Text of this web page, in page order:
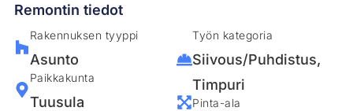
Remontin tiedot
Rakennuksen tyyppi
Asunto
Paikkakunta
Tuusula
Työn kategoria
Siivous/Puhdistus,
Timpuri
Pinta-ala